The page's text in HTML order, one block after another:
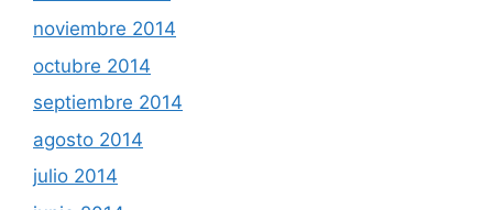
noviembre 2014
octubre 2014
septiembre 2014
agosto 2014
julio 2014